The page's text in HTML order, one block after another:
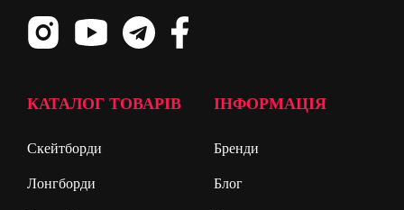
КАТАЛОГ ТОВАРІВ
Скейтборди
Лонгборди
ІНФОРМАЦІЯ
Бренди
Блог